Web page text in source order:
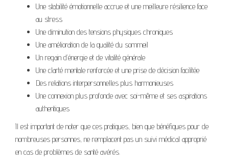
Une stabilité émotionnelle accrue et une meilleure résilience face
au stress
Une diminution des tensions physiques chroniques
Une amélioration de la qualité du sommeil
Un regain d’énergie et de vitalité générale
Une clarté mentale renforcée et une prise de décision facilitée
Des relations interpersonnelles plus harmonieuses
Une connexion plus profonde avec soi-même et ses aspirations
authentiques
Il est important de noter que ces pratiques, bien que bénéfiques pour de
nombreuses personnes, ne remplacent pas un suivi médical approprié
en cas de problèmes de santé avérés.